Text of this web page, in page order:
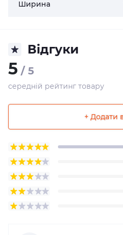
Ширина
Відгуки
5 / 5
середній рейтинг товару
+ Додати